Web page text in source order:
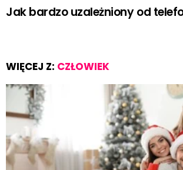
Jak bardzo uzależniony od
WIĘCEJ Z: CZŁOWIEK